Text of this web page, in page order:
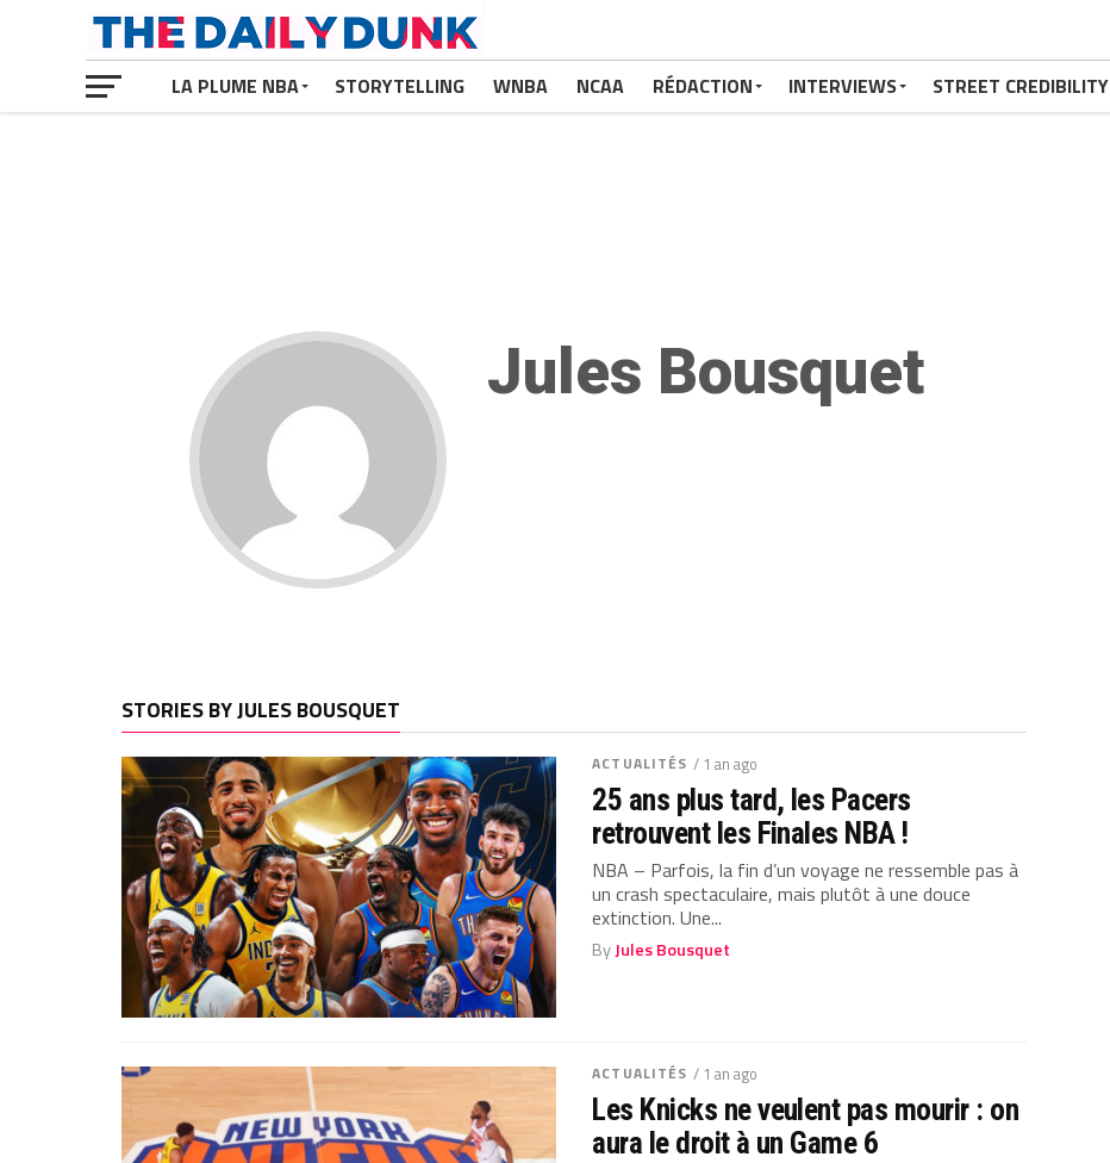
LA PLUME NBA STORYTELLING WNBA NCAA RÉDACTION INTERVIEWS STREET CREDIBILITY
Jules Bousquet
STORIES BY JULES BOUSQUET
ACTUALITÉS / 1 an ago
25 ans plus tard, les Pacers
retrouvent les Finales NBA !
NBA – Parfois, la fin d’un voyage ne ressemble pas à
un crash spectaculaire, mais plutôt à une douce
extinction. Une...
ByJules Bousquet
ACTUALITÉS / 1 an ago
Les Knicks ne veulent pas mourir : on
aura le droit à un Game 6